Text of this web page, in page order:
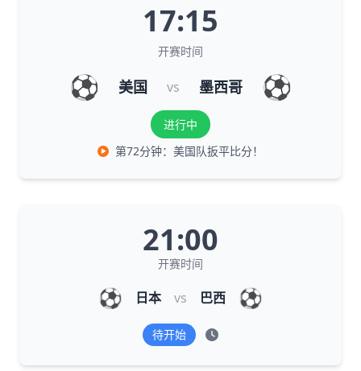
17:15
开赛时间
⚽ 美国 vs 墨西哥 ⚽
进行中
第72分钟：美国队扳平比分！
21:00
开赛时间
⚽ 日本 vs 巴西 ⚽
待开始